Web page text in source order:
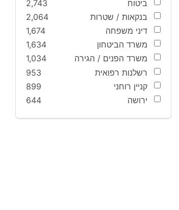
ביטוח
2,743
בנקאות / שטרות
2,064
דיני משפחה
1,674
משרד הביטחון
1,634
משרד הפנים / הגירה
1,034
רשלנות רפואית
953
קניין רוחני
899
ירושה
644